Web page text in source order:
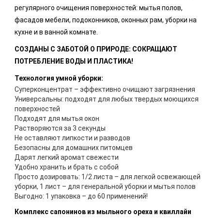
регулярного очищения поверхностей: мытья полов,
фасадов мебели, подоконников, оконных рам, уборки на
кухне и в ванной комнате.
СОЗДАНЫ С ЗАБОТОЙ О ПРИРОДЕ: СОКРАЩАЮТ
ПОТРЕБЛЕНИЕ ВОДЫ И ПЛАСТИКА!
Технология умной уборки:
Суперконцентрат – эффективно очищают загрязнения
Универсальны: подходят для любых твердых моющихся
поверхностей
Подходят для мытья окон
Растворяются за 3 секунды
Не оставляют липкости и разводов
Безопасны для домашних питомцев
Дарят легкий аромат свежести
Удобно хранить и брать с собой
Просто дозировать: 1/2 листа – для легкой освежающей
уборки, 1 лист – для генеральной уборки и мытья полов
Выгодно: 1 упаковка – до 60 применений!
Комплекс сапонинов из мыльного ореха и квиллайи